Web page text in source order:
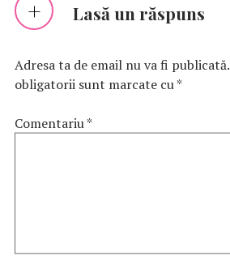
Lasă un răspuns
Adresa ta de email nu va fi publicată.
obligatorii sunt marcate cu*
Comentariu*